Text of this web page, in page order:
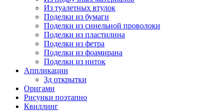
Из туалетных втулок
Поделки из бумаги
Поделки из синельной проволоки
Поделки из пластилина
Поделки из фетра
Поделки из фоамирана
Поделки из ниток
Аппликации
3д открытки
Оригами
Рисунки поэтапно
Квиллинг